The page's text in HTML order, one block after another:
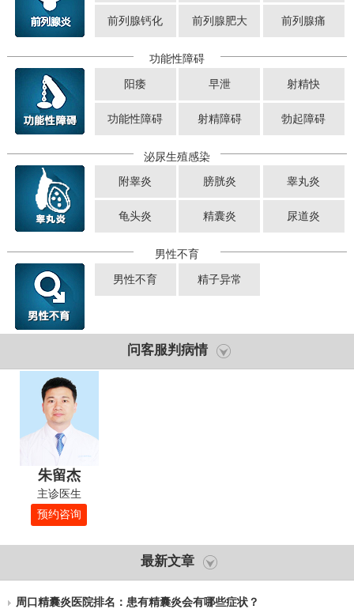
前列腺钙化 前列腺肥大 前列腺痛
功能性障碍
阳痿 早泄 射精快
功能性障碍 射精障碍 勃起障碍
泌尿生殖感染
附睾炎 膀胱炎 睾丸炎
龟头炎 精囊炎 尿道炎
男性不育
男性不育 精子异常
问客服判病情
朱留杰
主诊医生
预约咨询
最新文章
周口精囊炎医院排名：患有精囊炎会有哪些症状？